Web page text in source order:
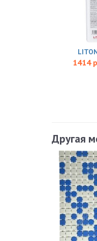
1414
Другая